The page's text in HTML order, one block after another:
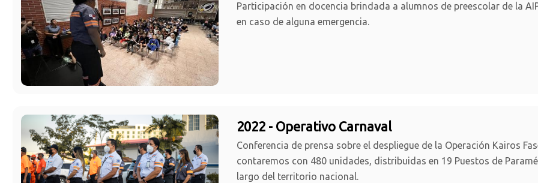
Participación en docencia brindada a alumnos de preescolar de la
en caso de alguna emergencia.
2022 - Operativo Carnaval
Conferencia de prensa sobre el despliegue de la Operación Kairos
contaremos con 480 unidades, distribuidas en 19 Puestos de
largo del territorio nacional.